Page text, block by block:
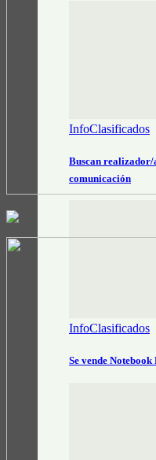
InfoClasificados
Buscan realizador/
comunicación
InfoClasificados
Se vende